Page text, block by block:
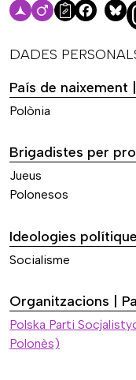
DADES
País de naixement
Polònia
Brigadistes per
Jueus
Polonesos
Ideologies
Socialisme
Organitzacions |
Polska Parti
Polonès)